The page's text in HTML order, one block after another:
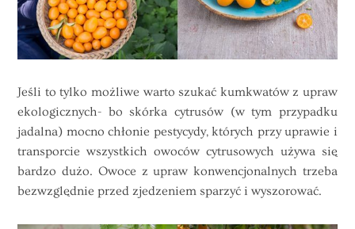
Jeśli to tylko możliwe warto szukać kumkwatów z upraw
ekologicznych- bo skórka cytrusów (w tym przypadku
jadalna) mocno chłonie pestycydy, których przy uprawie i
transporcie wszystkich owoców cytrusowych używa się
bardzo dużo. Owoce z upraw konwencjonalnych trzeba
bezwzględnie przed zjedzeniem sparzyć i wyszorować.